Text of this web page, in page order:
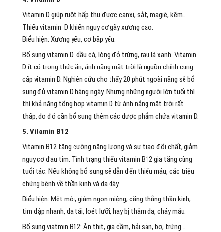
Vitamin D giúp ruột hấp thu được canxi, sắt, magiê, kẽm…
Thiếu vitamin D khiến nguy cơ gãy xương cao.
Biểu hiện: Xương yếu, cơ bắp yếu.
Bổ sung vitamin D: dầu cá, lòng đỏ trứng, rau lá xanh. Vitamin
D ít có trong thức ăn, ánh nắng mặt trời là nguồn chính cung
cấp vitamin D. Nghiên cứu cho thấy 20 phút ngoài nắng sẽ bổ
sung đủ vitamin D hàng ngày. Nhưng những người lớn tuổi thì
thì khả năng tổng hợp vitamin D từ ánh nắng mặt trời rất
thấp, do đó cần bổ sung thêm các dược phẩm chứa vitamin D.
5. Vitamin B12
Vitamin B12 tăng cường năng lượng và sự trao đổi chất, giảm
nguy cơ đau tim. Tình trạng thiếu vitamin B12 gia tăng cùng
tuổi tác. Nếu không bổ sung sẽ dẫn đến thiếu máu, các triệu
chứng bệnh về thần kinh và dạ dày.
Biểu hiện: Mệt mỏi, giảm ngon miệng, căng thẳng thần kinh,
tim đập nhanh, da tái, loét lưỡi, hay bị thâm da, chảy máu.
Bổ sung viatmin B12: Ăn thịt, gia cầm, hải sản, bơ, trứng…